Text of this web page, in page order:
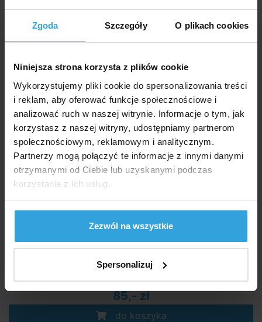
Zgoda Szczegóły O plikach cookies
Niniejsza strona korzysta z plików cookie
Wykorzystujemy pliki cookie do spersonalizowania treści
i reklam, aby oferować funkcje społecznościowe i
analizować ruch w naszej witrynie. Informacje o tym, jak
korzystasz z naszej witryny, udostępniamy partnerom
społecznościowym, reklamowym i analitycznym.
Partnerzy mogą połączyć te informacje z innymi danymi
otrzymanymi od Ciebie lub uzyskanymi podczas
korzystania z ich usług.
Zezwól na wszystkie
Spersonalizuj
Dokumenty do pobrania
Instrukcje dla Pool Florida - PL
Zalecane akcesoria (7)
Piasek filtracyjny 25 kg
we czwartek u was
85,- zł
do koszyka